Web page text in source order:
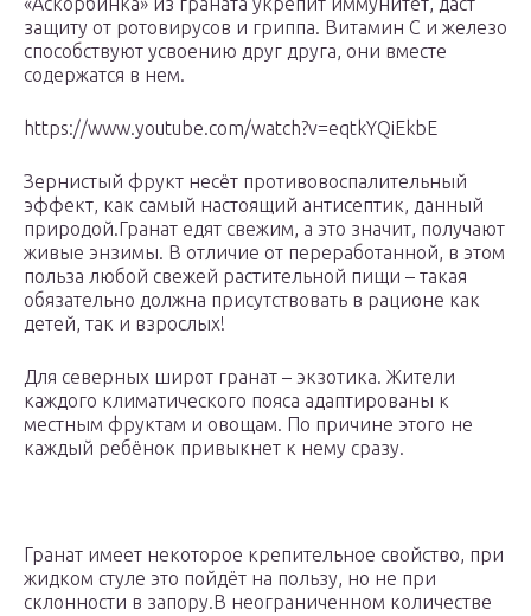
защиту от ротовирусов и гриппа. Витамин С и железо
способствуют усвоению друг друга, они вместе
содержатся в нем.
https://www.youtube.com/watch?v=eqtkYQiEkbE
Зернистый фрукт несёт противовоспалительный
эффект, как самый настоящий антисептик, данный
природой.Гранат едят свежим, а это значит, получают
живые энзимы. В отличие от переработанной, в этом
польза любой свежей растительной пищи – такая
обязательно должна присутствовать в рационе как
детей, так и взрослых!
Для северных широт гранат – экзотика. Жители
каждого климатического пояса адаптированы к
местным фруктам и овощам. По причине этого не
каждый ребёнок привыкнет к нему сразу.
Гранат имеет некоторое крепительное свойство, при
жидком стуле это пойдёт на пользу, но не при
склонности в запору.В неограниченном количестве